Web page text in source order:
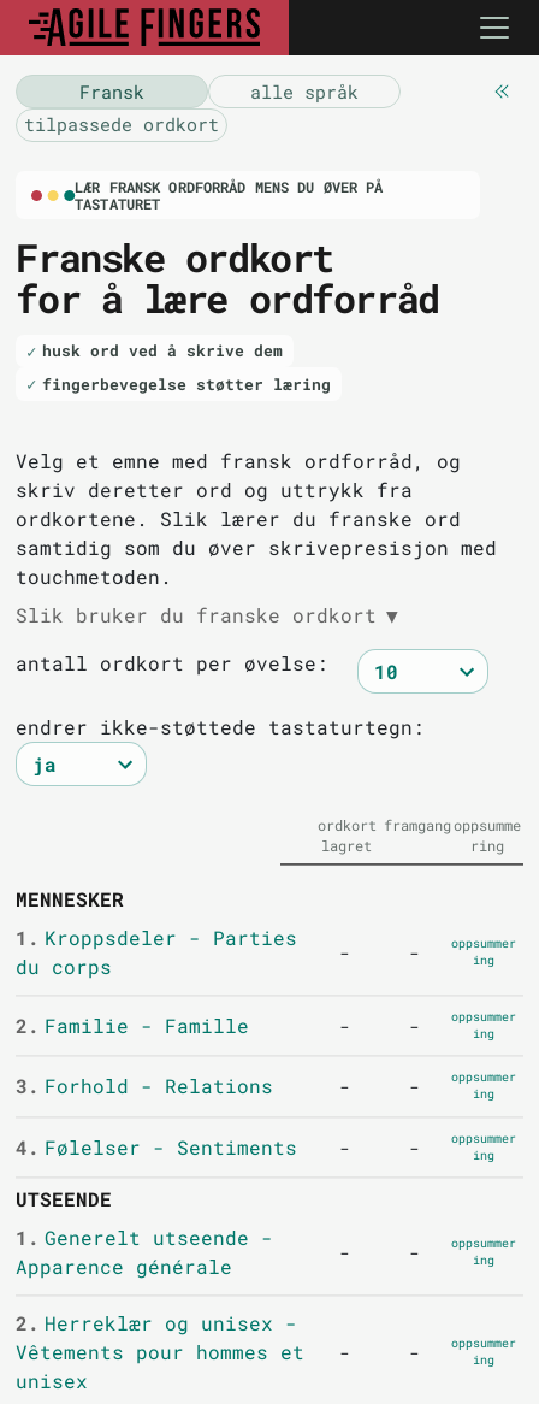
Fransk
alle språk
tilpassede ordkort
LÆR FRANSK ORDFORRÅD MENS DU ØVER PÅ
TASTATURET
Franske ordkort
for å lære ordforråd
husk ord ved å skrive dem
fingerbevegelse støtter læring
Velg et emne med fransk ordforråd, og
skriv deretter ord og uttrykk fra
ordkortene. Slik lærer du franske ord
samtidig som du øver skrivepresisjon med
touchmetoden.
Slik bruker du franske ordkort ▼
antall ordkort per øvelse:
endrer ikke-støttede tastaturtegn:
ordkort
lagret
framgangoppsumme
ring
MENNESKER
1. Kroppsdeler - Parties
du corps
- -
oppsummer
ing
2. Familie - Famille - -
oppsummer
ing
3. Forhold - Relations - -
oppsummer
ing
4. Følelser - Sentiments - -
oppsummer
ing
UTSEENDE
1. Generelt utseende -
Apparence générale
- -
oppsummer
ing
2. Herreklær og unisex -
Vêtements pour hommes et
unisex
- -
oppsummer
ing